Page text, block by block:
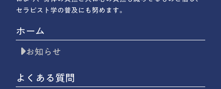
セラピスト学の普及にも努めます。
ホーム
お知らせ
よくある質問